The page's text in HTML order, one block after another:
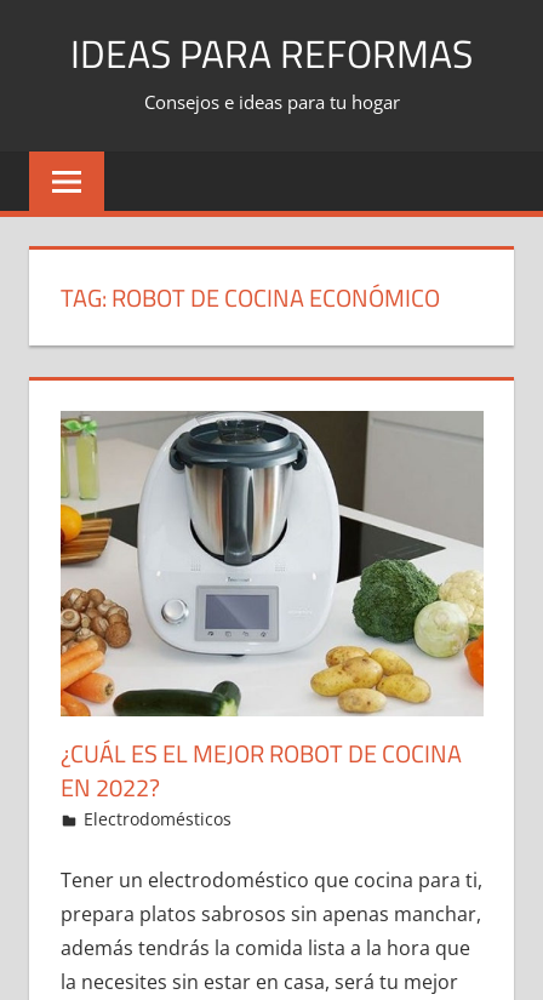
IDEAS PARA REFORMAS
Consejos e ideas para tu hogar
TAG:ROBOT DE COCINA ECONÓMICO
¿CUÁL ES EL MEJOR ROBOT DE COCINA
EN 2022?
2 de January de 2022
ideas2021
Electrodomésticos
Tener un electrodoméstico que cocina para ti,
prepara platos sabrosos sin apenas manchar,
además tendrás la comida lista a la hora que
la necesites sin estar en casa, será tu mejor